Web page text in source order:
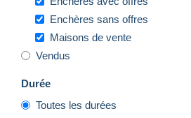
Enchères sans offres
Maisons de vente
Vendus
Durée
Toutes les durées